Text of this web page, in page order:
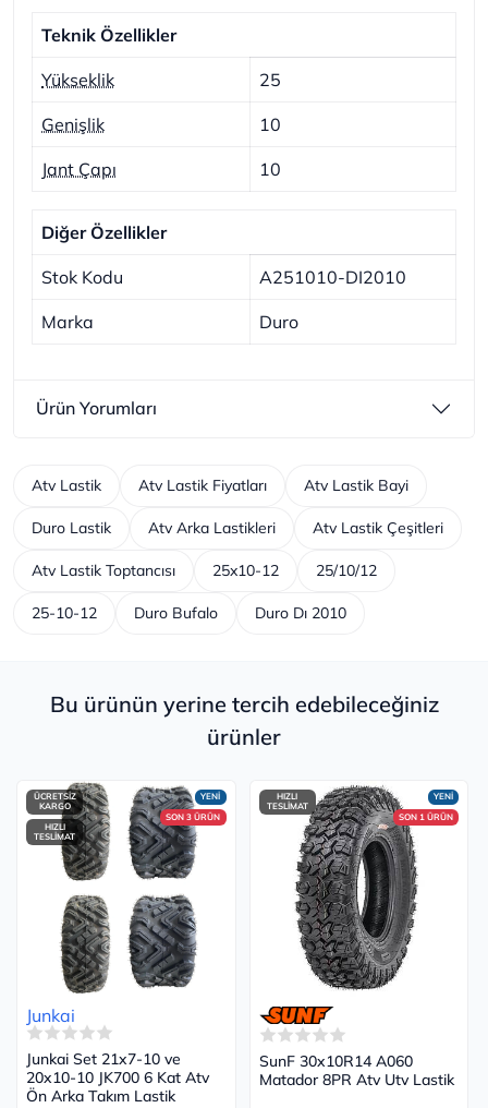
Teknik Özellikler
Yükseklik 25
Genişlik 10
Jant Çapı 10
Diğer Özellikler
Stok Kodu A251010-DI2010
Marka Duro
Ürün Yorumları
Atv Lastik Atv Lastik Fiyatları Atv Lastik Bayi
Duro Lastik Atv Arka Lastikleri Atv Lastik Çeşitleri
Atv Lastik Toptancısı 25x10-12 25/10/12
25-10-12 Duro Bufalo Duro Dı 2010
Bu ürünün yerine tercih edebileceğiniz
ürünler
YENİ
SON 3 ÜRÜN
ÜCRETSİZ
KARGO
HIZLI
TESLİMAT
Junkai
Junkai Set 21x7-10 ve
20x10-10 JK700 6 Kat Atv
Ön Arka Takım Lastik
YENİ
SON 1 ÜRÜN
HIZLI
TESLİMAT
SunF 30x10R14 A060
Matador 8PR Atv Utv Lastik